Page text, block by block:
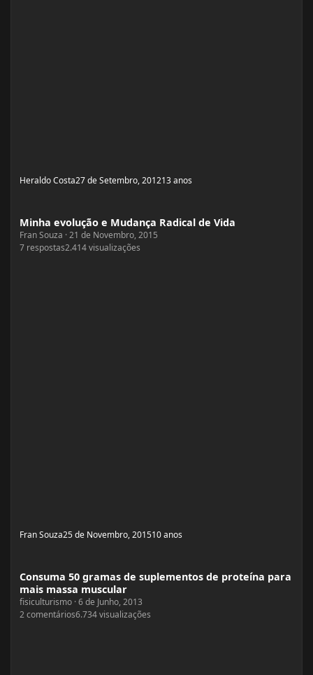
Heraldo Costa27 de Setembro, 201213 anos
Minha evolução e Mudança Radical de Vida
Fran Souza ·21 de Novembro, 2015
7 respostas2.414visualizações
Fran Souza25 de Novembro, 201510 anos
Consuma 50 gramas de suplementos de proteína para
mais massa muscular
fisiculturismo ·6 de Junho, 2013
2comentários6.734visualizações